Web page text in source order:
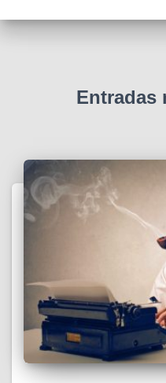
Entradas